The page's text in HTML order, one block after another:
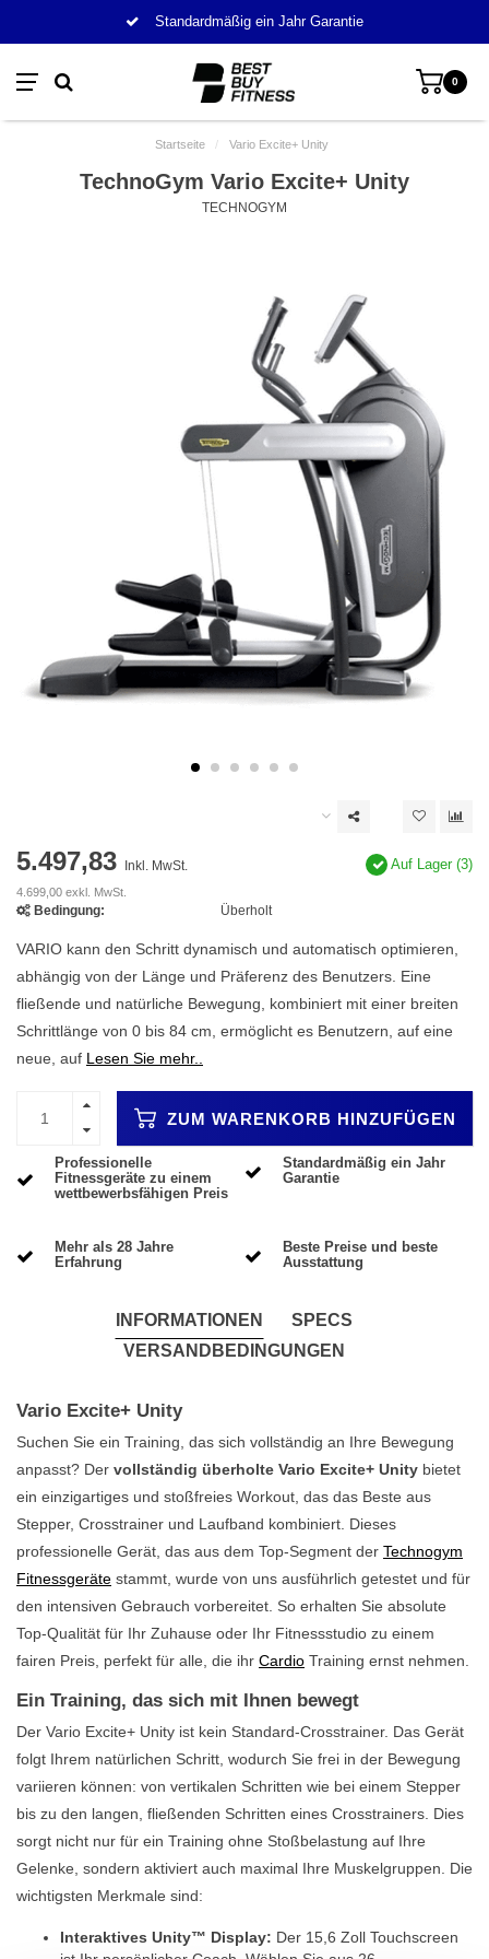
Standardmäßig ein Jahr Garantie
0
Startseite / Vario Excite+ Unity
TechnoGym Vario Excite+ Unity
TECHNOGYM
5.497,83 Inkl. MwSt.
4.699,00 exkl. MwSt.
Auf Lager (3)
Bedingung: Überholt
VARIO kann den Schritt dynamisch und automatisch optimieren,
abhängig von der Länge und Präferenz des Benutzers. Eine
fließende und natürliche Bewegung, kombiniert mit einer breiten
Schrittlänge von 0 bis 84 cm, ermöglicht es Benutzern, auf eine
neue, auf Lesen Sie mehr..
ZUM WARENKORB HINZUFÜGEN
Professionelle
Fitnessgeräte zu einem
wettbewerbsfähigen Preis
Standardmäßig ein Jahr
Garantie
Mehr als 28 Jahre
Erfahrung
Beste Preise und beste
Ausstattung
INFORMATIONEN
SPECS
VERSANDBEDINGUNGEN
Vario Excite+ Unity
Suchen Sie ein Training, das sich vollständig an Ihre Bewegung
anpasst? Der vollständig überholte Vario Excite+ Unity bietet
ein einzigartiges und stoßfreies Workout, das das Beste aus
Stepper, Crosstrainer und Laufband kombiniert. Dieses
professionelle Gerät, das aus dem Top-Segment der Technogym
Fitnessgeräte stammt, wurde von uns ausführlich getestet und für
den intensiven Gebrauch vorbereitet. So erhalten Sie absolute
Top-Qualität für Ihr Zuhause oder Ihr Fitnessstudio zu einem
fairen Preis, perfekt für alle, die ihr Cardio Training ernst nehmen.
Ein Training, das sich mit Ihnen bewegt
Der Vario Excite+ Unity ist kein Standard-Crosstrainer. Das Gerät
folgt Ihrem natürlichen Schritt, wodurch Sie frei in der Bewegung
variieren können: von vertikalen Schritten wie bei einem Stepper
bis zu den langen, fließenden Schritten eines Crosstrainers. Dies
sorgt nicht nur für ein Training ohne Stoßbelastung auf Ihre
Gelenke, sondern aktiviert auch maximal Ihre Muskelgruppen. Die
wichtigsten Merkmale sind:
Interaktives Unity™ Display: Der 15,6 Zoll Touchscreen